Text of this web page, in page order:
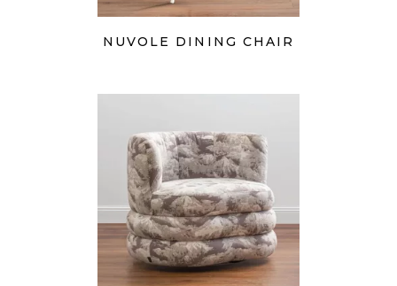
NUVOLE DINING CHAIR